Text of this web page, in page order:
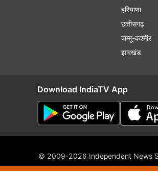
हरियाणा
छत्तीसगढ़
जम्मू-कश्मीर
झारखंड
Download IndiaTV App
© 2009-2026 Independent News
Terms Of Use Privacy Policy CSR Policy